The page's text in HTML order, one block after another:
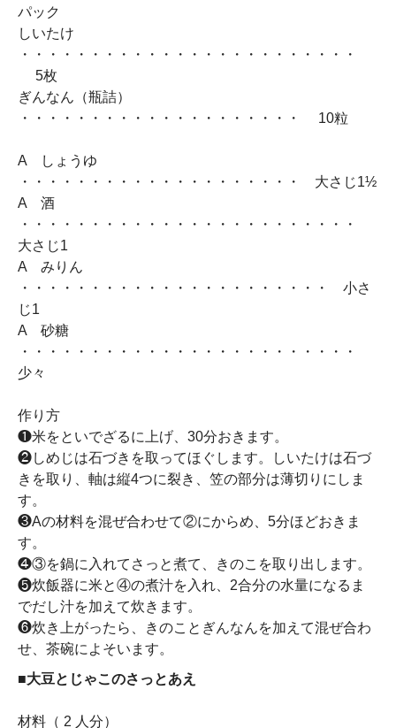
パック
しいたけ
・・・・・・・・・・・・・・・・・・・・・・・・
5枚
ぎんなん（瓶詰）
・・・・・・・・・・・・・・・・・・・・ 10粒
A しょうゆ
・・・・・・・・・・・・・・・・・・・・ 大さじ1½
A 酒
・・・・・・・・・・・・・・・・・・・・・・・・
大さじ1
A みりん
・・・・・・・・・・・・・・・・・・・・・・ 小さ
じ1
A 砂糖
・・・・・・・・・・・・・・・・・・・・・・・・
少々
作り方
❶米をといでざるに上げ、30分おきます。
❷しめじは石づきを取ってほぐします。しいたけは石づ
きを取り、軸は縦4つに裂き、笠の部分は薄切りにしま
す。
❸Aの材料を混ぜ合わせて②にからめ、5分ほどおきま
す。
❹③を鍋に入れてさっと煮て、きのこを取り出します。
❺炊飯器に米と④の煮汁を入れ、2合分の水量になるま
でだし汁を加えて炊きます。
❻炊き上がったら、きのことぎんなんを加えて混ぜ合わ
せ、茶碗によそいます。
■大豆とじゃこのさっとあえ
材料（ 2 人分）